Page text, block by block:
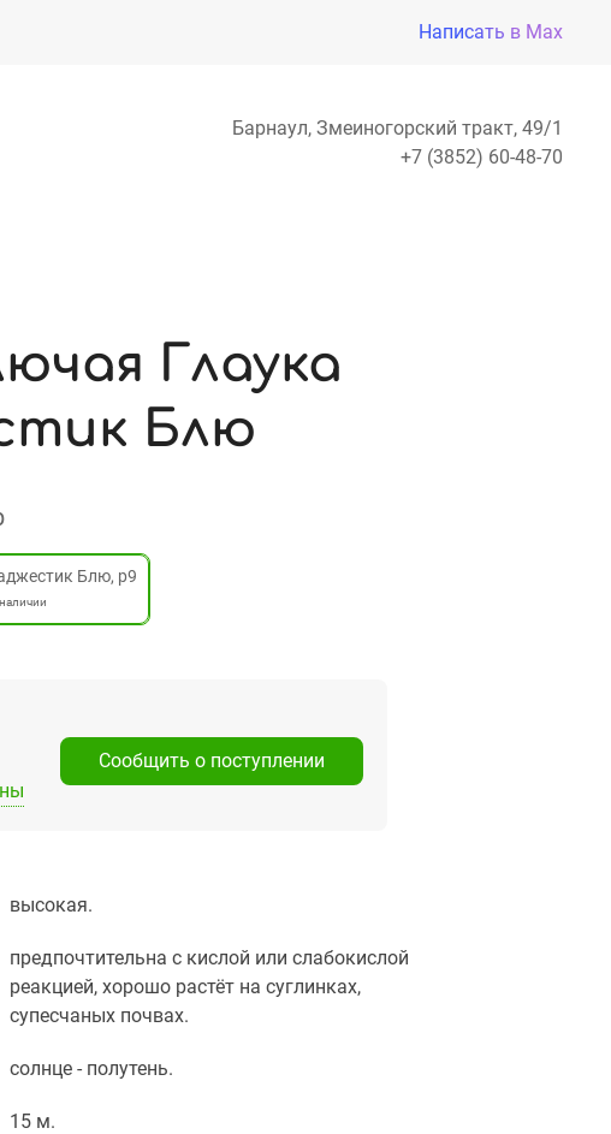
Написать в Max
Барнаул, Змеиногорский тракт, 49/1
+7 (3852) 60-48-70
Глаука
Блю
Блю, р9
Сообщить о поступлении
высокая.
предпочтительна с кислой или слабокислой
реакцией, хорошо растёт на суглинках,
супесчаных почвах.
солнце - полутень.
15 м.